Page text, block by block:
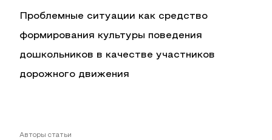
Проблемные ситуации как средство
формирования культуры поведения
дошкольников в качестве участников
дорожного движения
Авторы статьи